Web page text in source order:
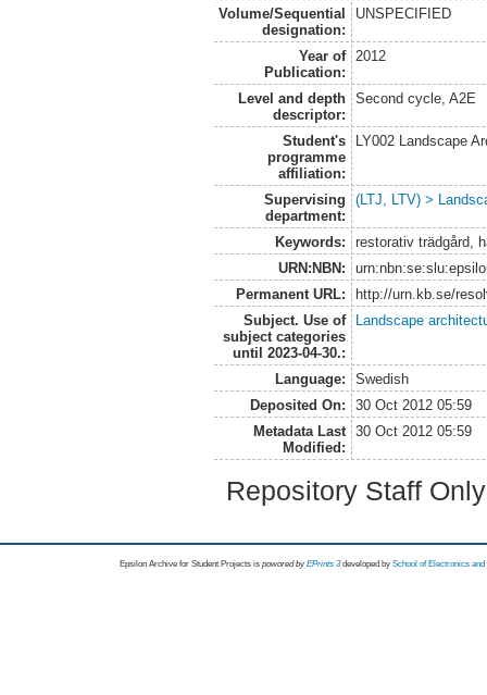
Volume/Sequential
designation:
UNSPECIFIED
Year of
Publication:
2012
Level and depth
descriptor:
Second cycle, A2E
Student's
programme
affiliation:
LY002 Landscape
Supervising
department:
(LTJ, LTV) >
Keywords:
restorativ trädgård,
URN:NBN:
Permanent URL:
http://urn.kb.se/
Subject. Use of
subject categories
until 2023-04-30.:
Landscape
Language:
Swedish
Deposited On:
30 Oct 2012 05:59
Metadata Last
Modified:
30 Oct 2012 05:59
Repository Staff
Epsilon Archive for Student Projects is powored byEPrints 3 developed by School of Electronics